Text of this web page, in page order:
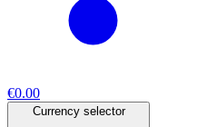
€0.00
Currency selector